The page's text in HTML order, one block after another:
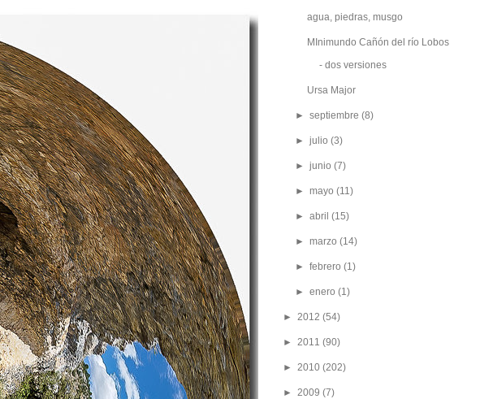
agua, piedras, musgo
MInimundo Cañón del río Lobos
- dos versiones
Ursa Major
► septiembre (8)
► julio (3)
► junio (7)
► mayo (11)
► abril (15)
► marzo (14)
► febrero (1)
► enero (1)
►2012(54)
►2011(90)
►2010(202)
►2009(7)